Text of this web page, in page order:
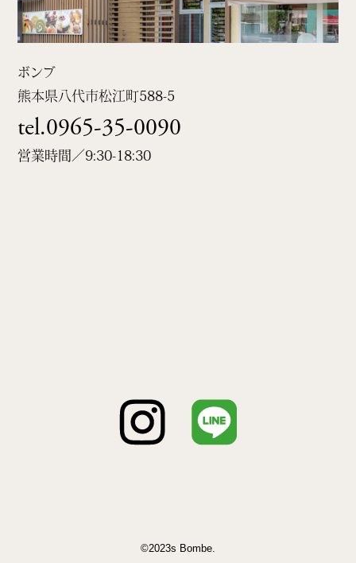
ボンブ
熊本県八代市松江町588-5
tel.0965-35-0090
営業時間／9:30-18:30
©2023s Bombe.